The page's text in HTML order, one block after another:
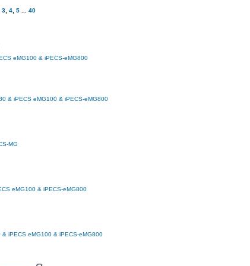
3 4 5
40
eMG100 & iPECS-eMG800
& iPECS eMG100 & iPECS-eMG800
MG
eMG100 & iPECS-eMG800
& iPECS eMG100 & iPECS-eMG800